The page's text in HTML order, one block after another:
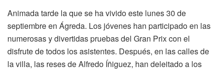
Animada tarde la que se ha vivido este lunes 30 de
septiembre en Ágreda. Los jóvenes han participado en las
numerosas y divertidas pruebas del Gran Prix con el
disfrute de todos los asistentes. Después, en las calles de
la villa, las reses de Alfredo Íñiguez, han deleitado a los